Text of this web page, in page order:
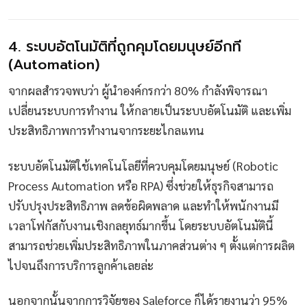
4. ระบบอัตโนมัติที่ถูกคุมโดยมนุษย์อีกที
(Automation)
จากผลสำรวจพบว่า ผู้นำองค์กรกว่า 80% กำลังพิจารณา
เปลี่ยนระบบการทำงาน ให้กลายเป็นระบบอัตโนมัติ และเพิ่ม
ประสิทธิภาพการทำงานจากระยะไกลแทน
ระบบอัตโนมัติใช้เทคโนโลยีที่ควบคุมโดยมนุษย์ (Robotic
Process Automation หรือ RPA) ซึ่งช่วยให้ธุรกิจสามารถ
ปรับปรุงประสิทธิภาพ ลดข้อผิดพลาด และทำให้พนักงานมี
เวลาโฟกัสกับงานเชิงกลยุทธ์มากขึ้น โดยระบบอัตโนมัตินี้
สามารถช่วยเพิ่มประสิทธิภาพในภาคส่วนต่าง ๆ ตั้งแต่การผลิต
ไปจนถึงการบริการลูกค้าเลยล่ะ
นอกจากนั้นจากการวิจัยของ Saleforce ก็ได้รายงานว่า 95%